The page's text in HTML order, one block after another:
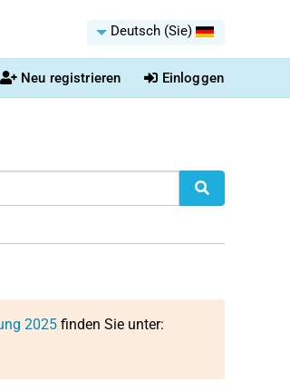
Deutsch (Sie)
Neu registrieren Einloggen
2025finden Sie unter: